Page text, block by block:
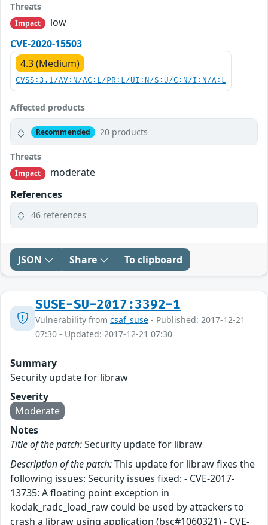
Threats
Impact
low
CVE-2020-15503
4.3 (Medium)
CVSS:3.1/AV:N/AC:L/PR:L/UI:N/S:U/C:N/I:N/A:L
Affected products
Recommended 20 products
Threats
Impact
moderate
References
46 references
JSON Share To clipboard
SUSE-SU-2017:3392-1
Vulnerability from csaf_suse - Published: 2017-12-21
07:30 - Updated: 2017-12-21 07:30
Summary
Security update for libraw
Severity
Moderate
Notes
Title of the patch:Security update for libraw
Description of the patch:This update for libraw fixes the
following issues: Security issues fixed: - CVE-2017-
13735: A floating point exception in
kodak_radc_load_raw could be used by attackers to
crash a libraw using application (bsc#1060321) - CVE-